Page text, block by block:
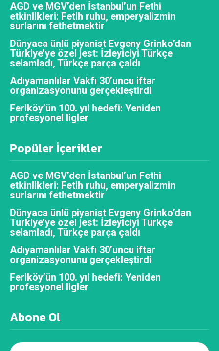
AGD ve MGV’den İstanbul’un Fethi
etkinlikleri: Fetih ruhu, emperyalizmin
surlarını fethetmektir
Dünyaca ünlü piyanist Evgeny Grinko’dan
Türkiye’ye özel jest: İzleyiciyi Türkçe
selamladı, Türkçe parça çaldı
Adıyamanlılar Vakfı 30’uncu iftar
organizasyonunu gerçekleştirdi
Feriköy’ün 100. yıl hedefi: Yeniden
profesyonel ligler
Popüler İçerikler
AGD ve MGV’den İstanbul’un Fethi
etkinlikleri: Fetih ruhu, emperyalizmin
surlarını fethetmektir
Dünyaca ünlü piyanist Evgeny Grinko’dan
Türkiye’ye özel jest: İzleyiciyi Türkçe
selamladı, Türkçe parça çaldı
Adıyamanlılar Vakfı 30’uncu iftar
organizasyonunu gerçekleştirdi
Feriköy’ün 100. yıl hedefi: Yeniden
profesyonel ligler
Abone Ol